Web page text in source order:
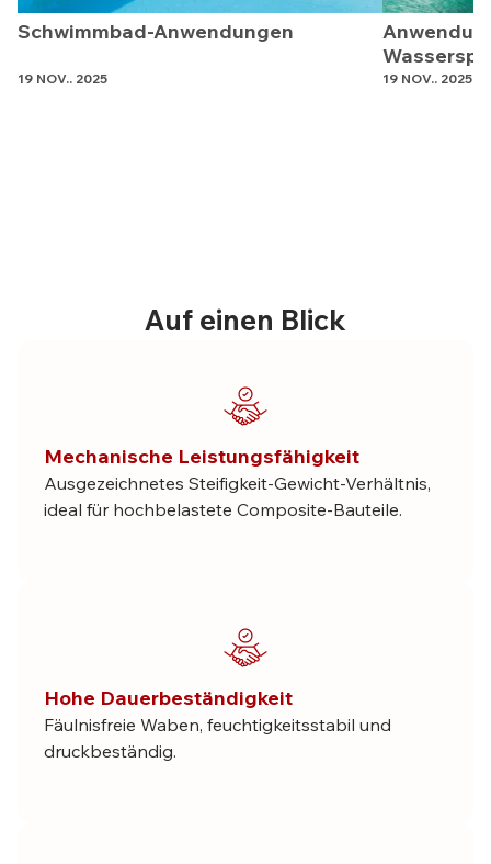
Schwimmbad-Anwendungen
19 NOV.. 2025 19 NOV.. 2025
Auf einen Blick
Mechanische Leistungsfähigkeit
Ausgezeichnetes Steifigkeit-Gewicht-Verhältnis,
ideal für hochbelastete Composite-Bauteile.
Hohe Dauerbeständigkeit
Fäulnisfreie Waben, feuchtigkeitsstabil und
druckbeständig.